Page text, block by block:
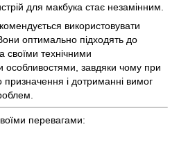
для макбука стає незамінним.
використовувати
оптимально підходять до
своїми технічними
особливостями, завдяки чому при
призначення і дотриманні вимог
перевагами: